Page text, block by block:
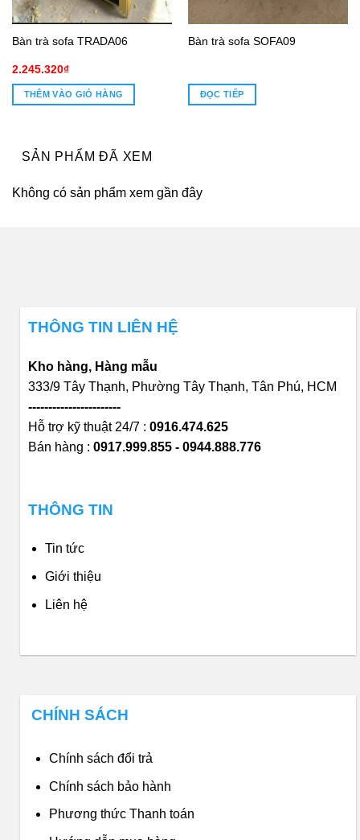
Bàn trà sofa TRADA06
2.245.320₫
THÊM VÀO GIỎ HÀNG
Bàn trà sofa SOFA09
ĐỌC TIẾP
SẢN PHẨM ĐÃ XEM
Không có sản phẩm xem gần đây
THÔNG TIN LIÊN HỆ
Kho hàng, Hàng mẫu
333/9 Tây Thạnh, Phường Tây Thạnh, Tân Phú, HCM
-----------------------
Hỗ trợ kỹ thuật 24/7 : 0916.474.625
Bán hàng : 0917.999.855 - 0944.888.776
THÔNG TIN
Tin tức
Giới thiệu
Liên hệ
CHÍNH SÁCH
Chính sách đổi trả
Chính sách bảo hành
Phương thức Thanh toán